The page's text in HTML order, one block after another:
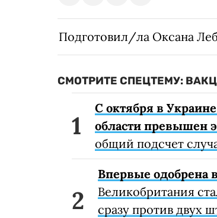
Подготовил/ла Оксана
СМОТРИТЕ СПЕЦТЕМУ:
С октября в
области превышен
общий подсчет
Впервые одобрена
Великобритания
сразу против двух